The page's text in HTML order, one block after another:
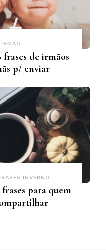
de irmãos
p/ enviar
INVERNO
para quem